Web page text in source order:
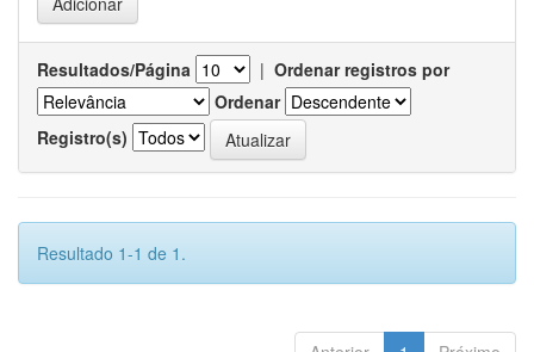
Resultados/Página | Ordenar registros por
Ordenar
Registro(s)
Resultado 1-1 de 1.